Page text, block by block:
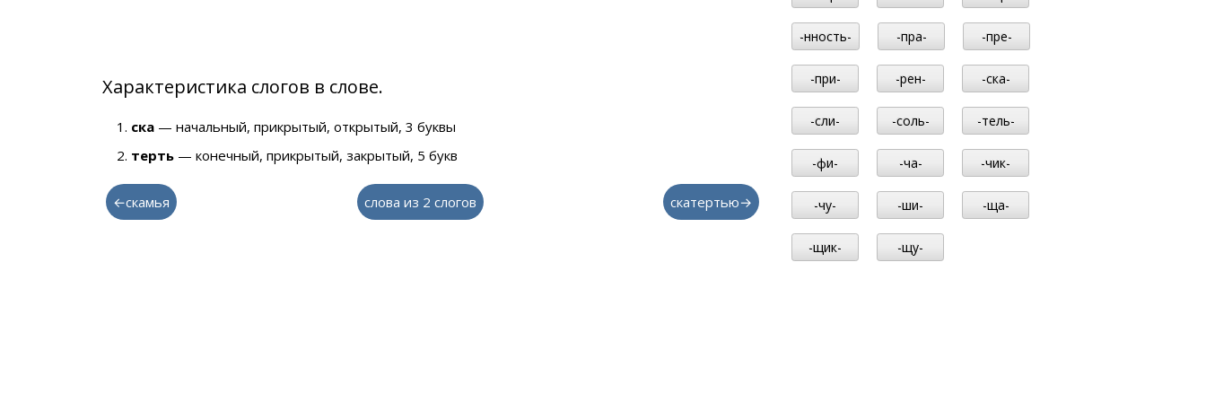
Характеристика слогов в слове.
ска — начальный, прикрытый, открытый, 3 буквы
терть — конечный, прикрытый, закрытый, 5 букв
←скамья слова из 2 слогов скатертью→
-нность- -пра- -пре-
-при- -рен- -ска-
-сли- -соль- -тель-
-фи- -ча- -чик-
-чу- -ши- -ща-
-щик- -щу-